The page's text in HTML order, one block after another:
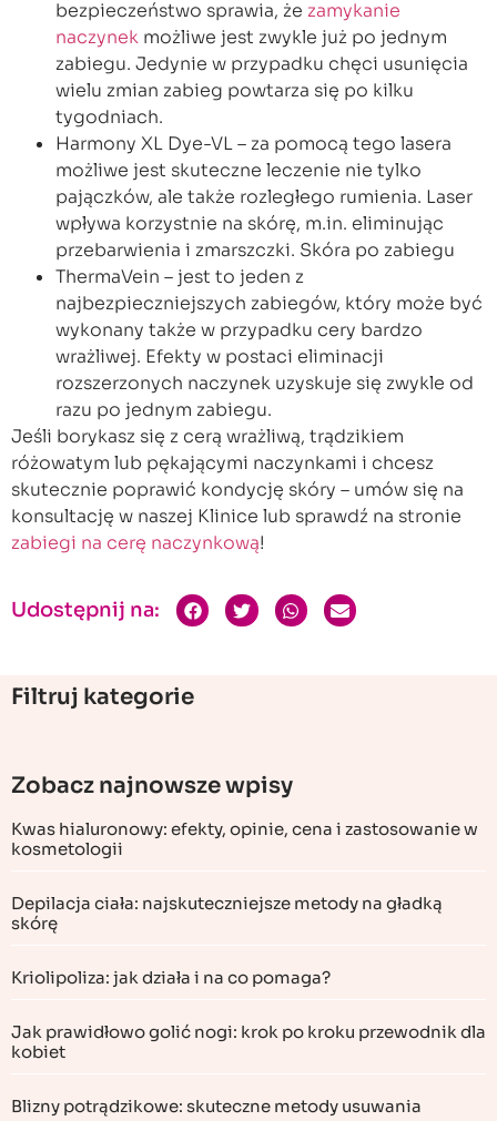
bezpieczeństwo sprawia, że zamykanie
naczynek możliwe jest zwykle już po jednym
zabiegu. Jedynie w przypadku chęci usunięcia
wielu zmian zabieg powtarza się po kilku
tygodniach.
Harmony XL Dye-VL – za pomocą tego lasera
możliwe jest skuteczne leczenie nie tylko
pajączków, ale także rozległego rumienia. Laser
wpływa korzystnie na skórę, m.in. eliminując
przebarwienia i zmarszczki. Skóra po zabiegu
ThermaVein – jest to jeden z
najbezpieczniejszych zabiegów, który może być
wykonany także w przypadku cery bardzo
wrażliwej. Efekty w postaci eliminacji
rozszerzonych naczynek uzyskuje się zwykle od
razu po jednym zabiegu.
Jeśli borykasz się z cerą wrażliwą, trądzikiem
różowatym lub pękającymi naczynkami i chcesz
skutecznie poprawić kondycję skóry – umów się na
konsultację w naszej Klinice lub sprawdź na stronie
zabiegi na cerę naczynkową!
Udostępnij na:
Filtruj kategorie
Zobacz najnowsze wpisy
Kwas hialuronowy: efekty, opinie, cena i zastosowanie w
kosmetologii
Depilacja ciała: najskuteczniejsze metody na gładką
skórę
Kriolipoliza: jak działa i na co pomaga?
Jak prawidłowo golić nogi: krok po kroku przewodnik dla
kobiet
Blizny potrądzikowe: skuteczne metody usuwania